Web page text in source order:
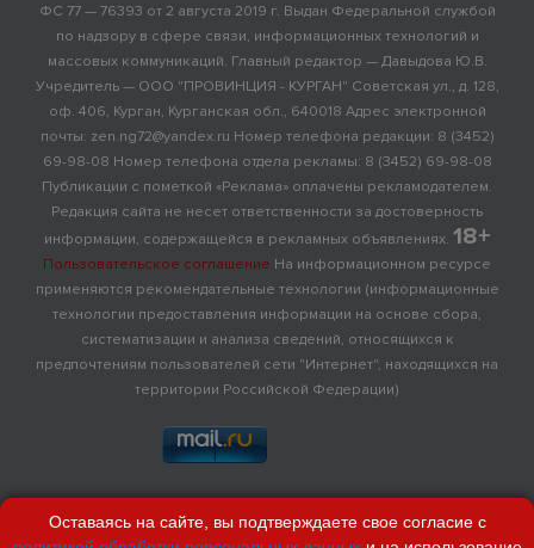
ФС 77 — 76393 от 2 августа 2019 г. Выдан Федеральной службой
по надзору в сфере связи, информационных технологий и
массовых коммуникаций. Главный редактор — Давыдова Ю.В.
Учредитель — ООО "ПРОВИНЦИЯ - КУРГАН" Советская ул., д. 128,
оф. 406, Курган, Курганская обл., 640018 Адрес электронной
почты: zen.ng72@yandex.ru Номер телефона редакции: 8 (3452)
69-98-08 Номер телефона отдела рекламы: 8 (3452) 69-98-08
Публикации с пометкой «Реклама» оплачены рекламодателем.
Редакция сайта не несет ответственности за достоверность
информации, содержащейся в рекламных объявлениях. 18+
Пользовательское соглашение На информационном ресурсе
применяются рекомендательные технологии (информационные
технологии предоставления информации на основе сбора,
систематизации и анализа сведений, относящихся к
предпочтениям пользователей сети "Интернет", находящихся на
территории Российской Федерации)
Оставаясь на сайте, вы подтверждаете свое согласие с